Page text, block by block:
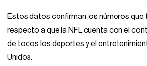
Estos datos confirman los números que
respecto a que la NFL cuenta con el
de todos los deportes y el
Unidos.